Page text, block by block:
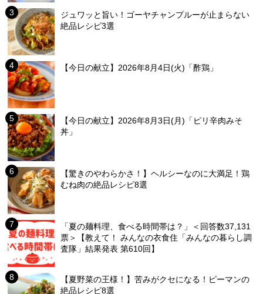
ジュワッと旨い！ゴーヤチャンプルーが止まらない
絶品レシピ3選
【今日の献立】2026年8月4日(火)「酢鶏」
【今日の献立】2026年8月3日(月)「ピリ辛肉みそ
丼」
【驚きのやわらかさ！】ヘルシーなのに大満足！鶏
むね肉の絶品レシピ8選
「夏の麺料理、食べる時間帯は？」＜回答数37,131
票＞【教えて！ みんなの衣食住「みんなの暮らし調
査隊」結果発表 第610回】
【夏野菜の王様！】苦みがクセになる！ピーマンの
絶品レシピ8選